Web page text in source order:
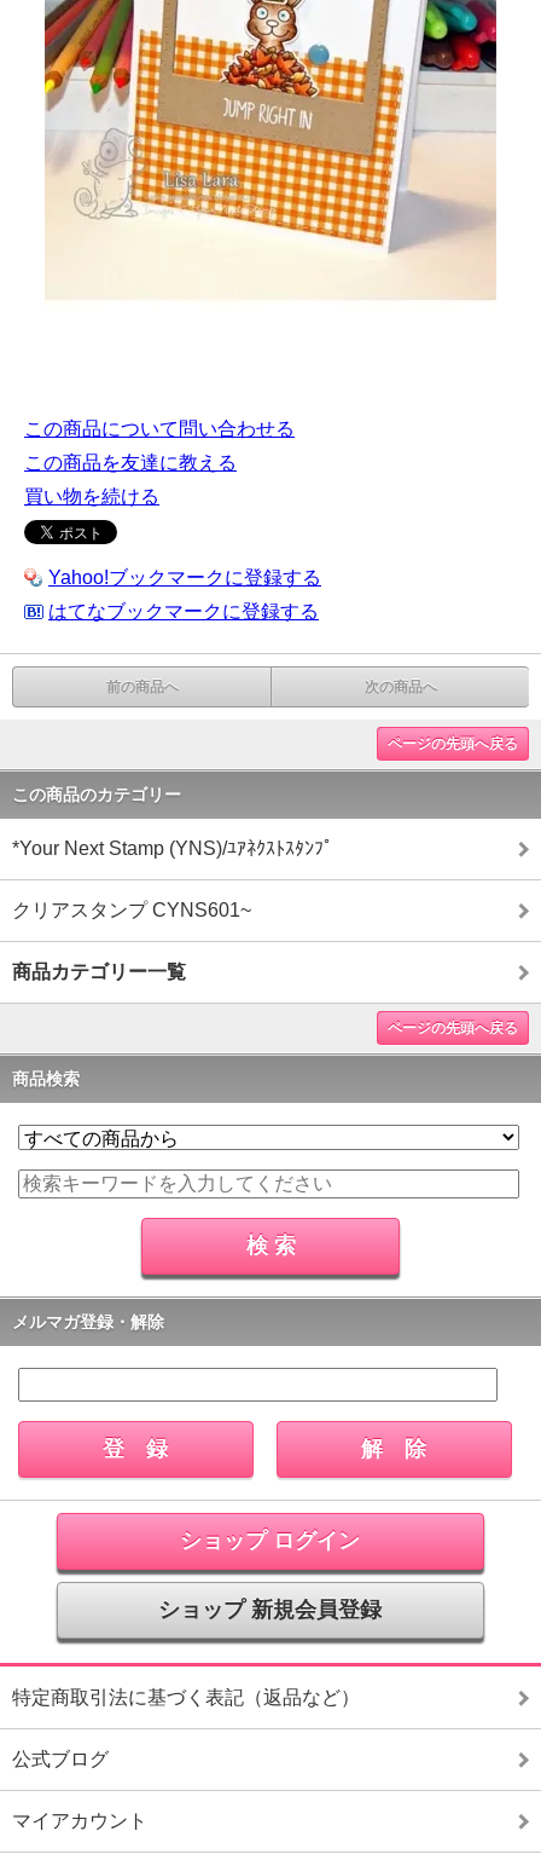
この商品について問い合わせる
この商品を友達に教える
買い物を続ける
Yahoo!ブックマークに登録する
はてなブックマークに登録する
前の商品へ 次の商品へ
ページの先頭へ戻る
この商品のカテゴリー
*Your Next Stamp (YNS)/ﾕｱﾈｸｽﾄｽﾀﾝﾌﾟ
クリアスタンプ CYNS601~
商品カテゴリー一覧
ページの先頭へ戻る
商品検索
メルマガ登録・解除
ショップ ログイン
ショップ 新規会員登録
特定商取引法に基づく表記（返品など）
公式ブログ
マイアカウント